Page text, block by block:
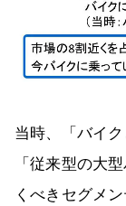
当時、「バイ
「従来型の大
くべきセグメ